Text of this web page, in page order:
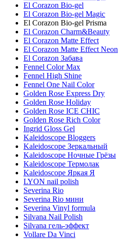
El Corazon Bio-gel
El Corazon Bio-gel Magic
El Corazon Bio-gel Prisma
El Corazon Charm&Beauty
El Corazon Matte Effect
El Corazon Matte Effect Neon
El Corazon Забава
Fennel Color Max
Fennel High Shine
Fennel One Nail Color
Golden Rose Express Dry
Golden Rose Holiday
Golden Rose ICE CHIC
Golden Rose Rich Color
Ingrid Gloss Gel
Kaleidoscope Bloggers
Kaleidoscope Зеркальный
Kaleidoscope Ночные Грёзы
Kaleidoscope Термолак
Kaleidoscope Яркая Я
LYON nail polish
Severina Rio
Severina Rio мини
Severina Vinyl formula
Silvana Nail Polish
Silvana гель-эффект
Vollare Da Vinci